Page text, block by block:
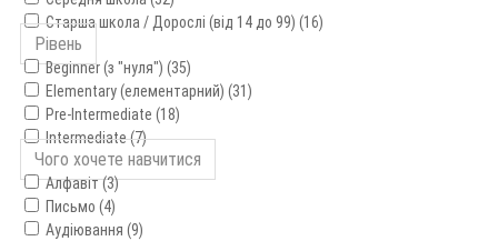
Старша школа / Дорослі (від 14 до 99) (16)
Рівень
Beginner (з "нуля") (35)
Elementary (елементарний) (31)
Pre-Intermediate (18)
Intermediate (7)
Чого хочете навчитися
Алфавіт (3)
Письмо (4)
Аудіювання (9)